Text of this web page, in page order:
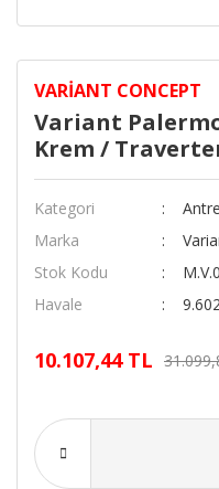
VARIANT CONCEPT
Variant
Krem /
Kategori
Marka
Stok Kodu
Havale
10.107,44 TL